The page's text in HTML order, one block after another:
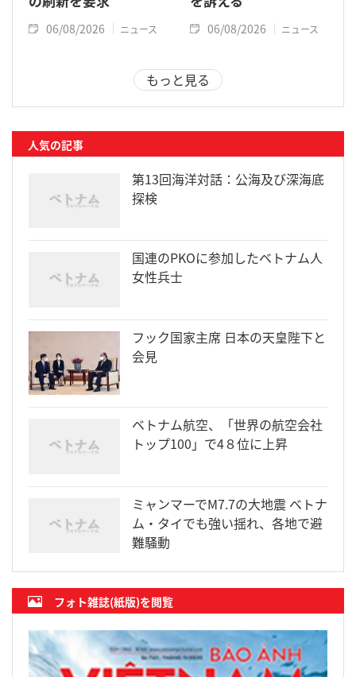
06/08/2026 ニュース 06/08/2026 ニュース
もっと見る
人気の記事
第13回海洋対話：公海及び深海底
探検
国連のPKOに参加したベトナム人
女性兵士
フック国家主席 日本の天皇陛下と
会見
ベトナム航空、「世界の航空会社
トップ100」で4８位に上昇
ミャンマーでM7.7の大地震 ベトナ
ム・タイでも強い揺れ、各地で避
難騒動
フォト雑誌(紙版)を閲覧